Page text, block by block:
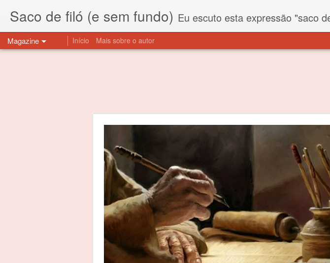
Saco de filó (e sem fundo) Eu escuto esta expressão "saco de filó" desde criança. Para quem não sabe, filó é um tecido todo furadinho e permite que
Magazine Início Mais sobre o autor